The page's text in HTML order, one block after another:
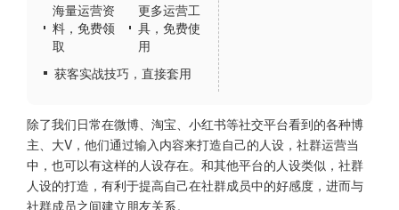
海量运营资
料，免费领
取
更多运营工
具，免费使
用
获客实战技巧，直接套用
除了我们日常在微博、淘宝、小红书等社交平台看到的各种博
主、大V，他们通过输入内容来打造自己的人设，社群运营当
中，也可以有这样的人设存在。和其他平台的人设类似，社群
人设的打造，有利于提高自己在社群成员中的好感度，进而与
社群成员之间建立朋友关系。